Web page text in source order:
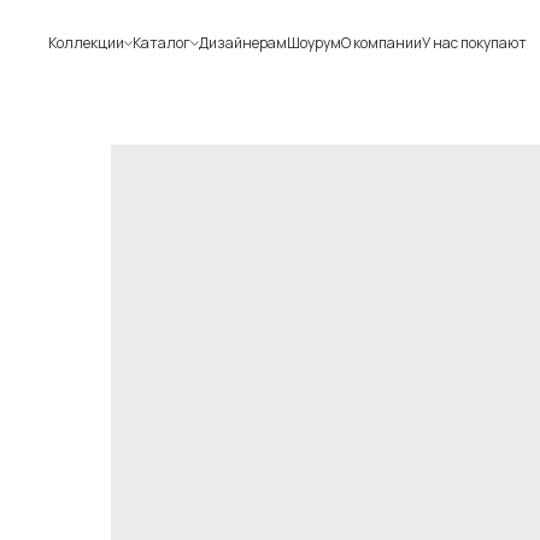
Коллекции Каталог ДизайнерамШоурумО компанииУ нас покупают